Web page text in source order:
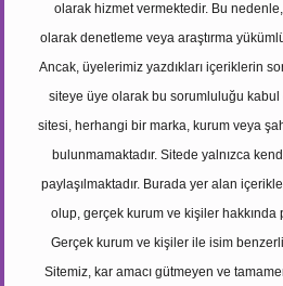
olarak hizmet vermektedir. Bu
olarak denetleme veya araştırma
Ancak, üyelerimiz yazdıkları içeriklerin
siteye üye olarak bu sorumluluğu kabul
sitesi, herhangi bir marka, kurum veya
bulunmamaktadır. Sitede yalnızca
paylaşılmaktadır. Burada yer alan
olup, gerçek kurum ve kişiler hakkında
Gerçek kurum ve kişiler ile isim
Sitemiz, kar amacı gütmeyen ve